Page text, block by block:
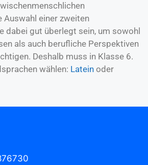
Auswahl einer zweiten
dabei gut überlegt sein, um sowohl
als auch berufliche Perspektiven
Deshalb muss in Klasse 6.
wählen: Latein oder